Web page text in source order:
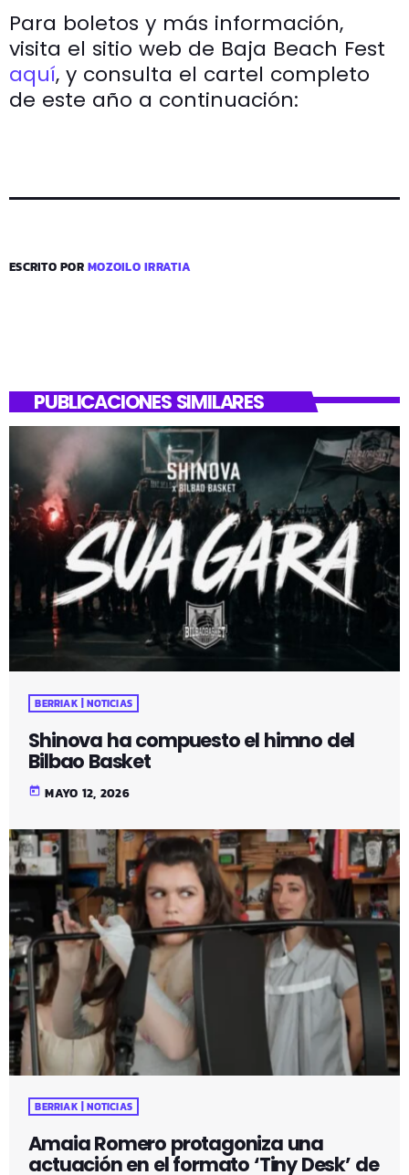
Para boletos y más información,
visita el sitio web de Baja Beach Fest
aquí, y consulta el cartel completo
de este año a continuación:
ESCRITO PORMOZOILO IRRATIA
PUBLICACIONES SIMILARES
BERRIAK | NOTICIAS
Shinova ha compuesto el himno del
Bilbao Basket
today MAYO 12, 2026
BERRIAK | NOTICIAS
Amaia Romero protagoniza una
actuación en el formato ‘Tiny Desk’ de